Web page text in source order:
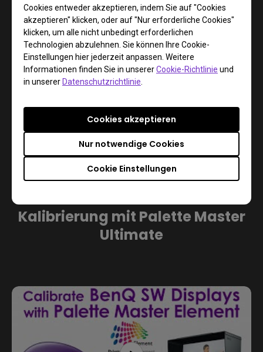
Cookies entweder akzeptieren, indem Sie auf "Cookies
akzeptieren" klicken, oder auf "Nur erforderliche Cookies"
klicken, um alle nicht unbedingt erforderlichen
Technologien abzulehnen. Sie können Ihre Cookie-
Einstellungen hier jederzeit anpassen. Weitere
Informationen finden Sie in unsererCookie-Richtlinie und
in unsererDatenschutzrichtlinie
Cookie Einstellungen
Nur notwendige Cookies
Cookies akzeptieren
Erweiterter Modus für Pro-User
Deine professionelle Farbkalibrierung wird durch
Luminanz-, Gamma- und Schwarzpunkt-Einstellungen
vervollständigt, um noch feinere Anpassungen zu erhalten.
Kalibrierung mit Palette Master
Ultimate